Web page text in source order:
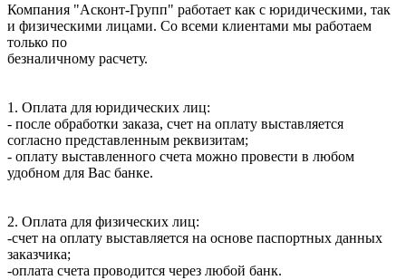
Компания "Асконт-Групп" работает как с юридическими, так
и физическими лицами. Со всеми клиентами мы работаем
только по
безналичному расчету.
1. Оплата для юридических лиц:
- после обработки заказа, счет на оплату выставляется
согласно представленным реквизитам;
- оплату выставленного счета можно провести в любом
удобном для Вас банке.
2. Оплата для физических лиц:
-счет на оплату выставляется на основе паспортных данных
заказчика;
-оплата счета проводится через любой банк.